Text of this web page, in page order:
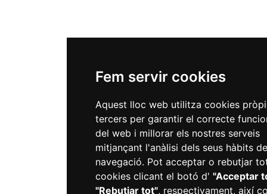
Fem servir cookies
Aquest lloc web utilitza cookies
tercers per garantir el correcte
del web i millorar els nostres serveis
mitjançant l'anàlisi dels seus hàbits de
navegació. Pot acceptar o rebutjar
cookies clicant el botó d' "Acceptar
"Rebutjar tot", respectivament, així